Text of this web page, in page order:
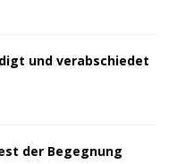
und verabschiedet
der Begegnung